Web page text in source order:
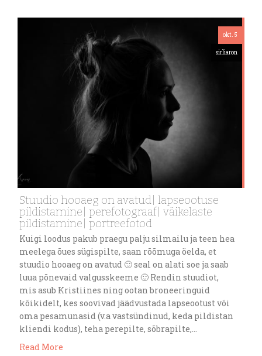
okt. 5
sirliaron
Stuudio hooaeg on avatud| lapseootuse
pildistamine| perefotograaf| väikelaste
pildistamine| portreefotod
Kuigi loodus pakub praegu palju silmailu ja teen hea
meelega õues sügispilte, saan rõõmuga öelda, et
stuudio hooaeg on avatud 🙂 seal on alati soe ja saab
luua põnevaid valgusskeeme 🙂 Rendin stuudiot,
mis asub Kristiines ning ootan broneeringuid
kõikidelt, kes soovivad jäädvustada lapseootust või
oma pesamunasid (v.a vastsündinud, keda pildistan
kliendi kodus), teha perepilte, sõbrapilte,…
Read More